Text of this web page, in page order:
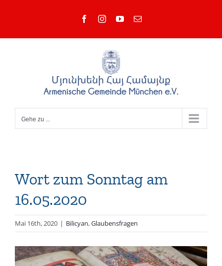
FacebookInstagramYouTube
E-
Gehe zu ...
Wort zum Sonntag am
16.05.2020
Mai 16th, 2020 | Bilicyan,Glaubensfragen